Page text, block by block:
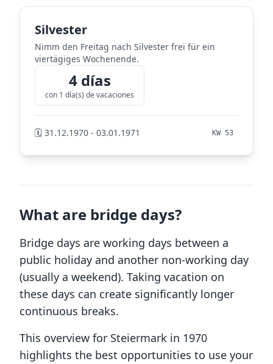
Silvester
Nimm den Freitag nach Silvester frei für ein
viertägiges Wochenende.
4 días
con 1 día(s) de vacaciones
🗓️ 31.12.1970 - 03.01.1971 KW 53
What are bridge days?
Bridge days are working days between a
public holiday and another non-working day
(usually a weekend). Taking vacation on
these days can create significantly longer
continuous breaks.
This overview for Steiermark in 1970
highlights the best opportunities to use your